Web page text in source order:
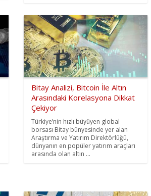
Bitay Analizi, Bitcoin İle Altın
Arasındaki Korelasyona Dikkat
Çekiyor
Türkiye’nin hızlı büyüyen global
borsası Bitay bünyesinde yer alan
Araştırma ve Yatırım Direktörlüğü,
dünyanın en popüler yatırım araçları
arasında olan altın ...